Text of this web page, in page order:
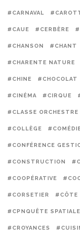
#CARNAVAL
#CAUE #CERBÈRE
#CHANSON #CHANT
#CHARENTE NATURE
#CHINE #CHOCOLAT
#CINÉMA #CIRQUE
#CLASSE ORCHESTRE
#COLLÈGE
#CONFÉRENCE
#CONSTRUCTION
#COOPÉRATIVE
#CORSETIER #CÔTE
#CPNQUÊTE SPATIALE
#CROYANCES